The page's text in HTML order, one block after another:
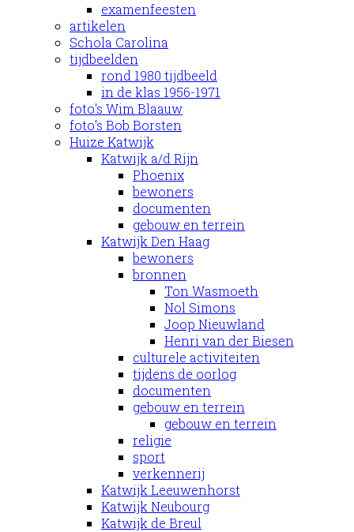
examenfeesten
artikelen
Schola Carolina
tijdbeelden
rond 1980 tijdbeeld
in de klas 1956-1971
foto's Wim Blaauw
foto's Bob Borsten
Huize Katwijk
Katwijk a/d Rijn
Phoenix
bewoners
documenten
gebouw en terrein
Katwijk Den Haag
bewoners
bronnen
Ton Wasmoeth
Nol Simons
Joop Nieuwland
Henri van der Biesen
culturele activiteiten
tijdens de oorlog
documenten
gebouw en terrein
gebouw en terrein
religie
sport
verkennerij
Katwijk Leeuwenhorst
Katwijk Neubourg
Katwijk de Breul